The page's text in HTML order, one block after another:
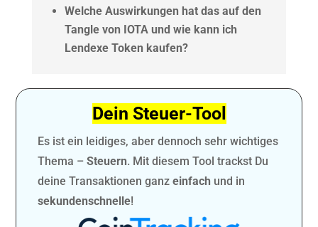
Welche Auswirkungen hat das auf den
Tangle von IOTA und wie kann ich
Lendexe Token kaufen?
Dein Steuer-Tool
Es ist ein leidiges, aber dennoch sehr wichtiges
Thema –Steuern. Mit diesem Tool trackst Du
deine Transaktionen ganzeinfach und in
sekundenschnelle!